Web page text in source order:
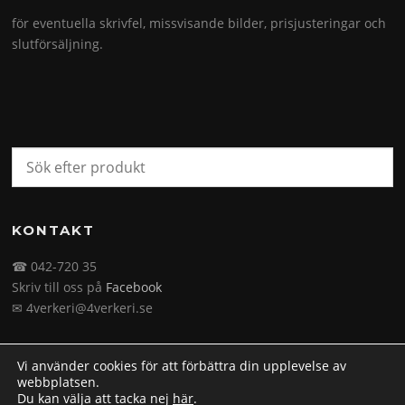
för eventuella skrivfel, missvisande bilder, prisjusteringar och
slutförsäljning.
KONTAKT
☎ 042-720 35
Skriv till oss på Facebook
✉ 4verkeri@4verkeri.se
Upphovsrätt © 2026 4verkeri.se. Alla rättigheter förbehålls.
Vi använder cookies för att förbättra din upplevelse av
webbplatsen.
Du kan välja att tacka nej här.